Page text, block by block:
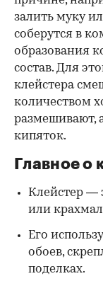
залить муку
соберутся в
образования
состав. Для
клейстера
количеством
размешивают,
кипяток.
Главное о
Клейстер —
или
Его
обоев,
поделках.